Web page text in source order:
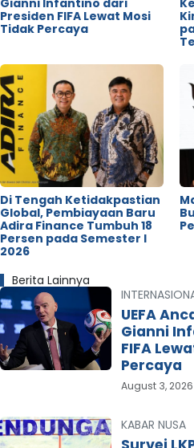
Gianni Infantino dari
Presiden FIFA Lewat Mosi
Tidak Percaya
Di Tengah Ketidakpastian
Global, Pembiayaan Baru
Adira Finance Tumbuh 18
Persen pada Semester I
2026
Berita Lainnya
UEFA
Gianni
FIFA
Percaya
August 3, 2026
KABAR NUSA